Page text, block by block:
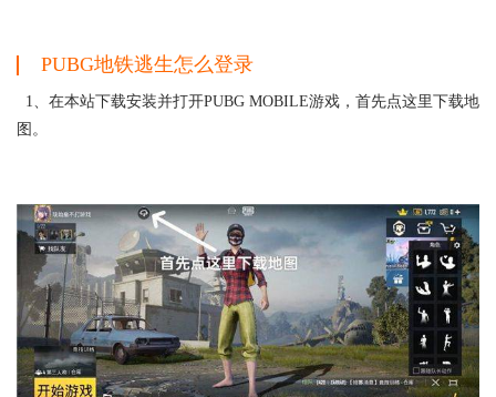
PUBG地铁逃生怎么登录
1、在本站下载安装并打开PUBG MOBILE游戏，首先点这里下载地
图。